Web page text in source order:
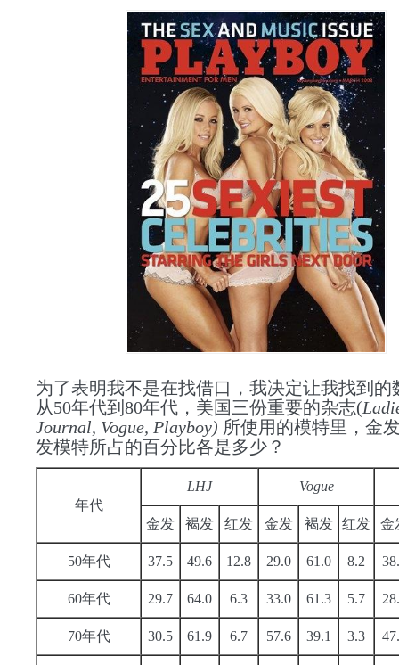
为了表明我不是在找借口，我决定让我找到的
从50年代到80年代，美国三份重要的杂志(
Journal, Vogue, Playboy) 所使用的模特里，金
发模特所占的百分比各是多少？
年代
LHJ Vogue
金发 褐发 红发 金发 褐发 红发 金
50年代 37.5 49.6 12.8 29.0 61.0 8.2
60年代 29.7 64.0 6.3 33.0 61.3 5.7
70年代 30.5 61.9 6.7 57.6 39.1 3.3